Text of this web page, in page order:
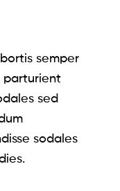
semper
parturient
sed
sodales